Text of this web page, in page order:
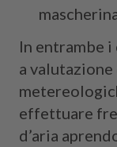
In entrambe
a
effettuare
d’aria